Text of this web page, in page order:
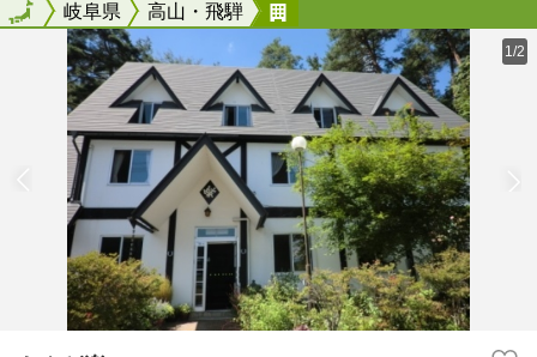
全国岐阜県 高山・飛騨
全国
1/2